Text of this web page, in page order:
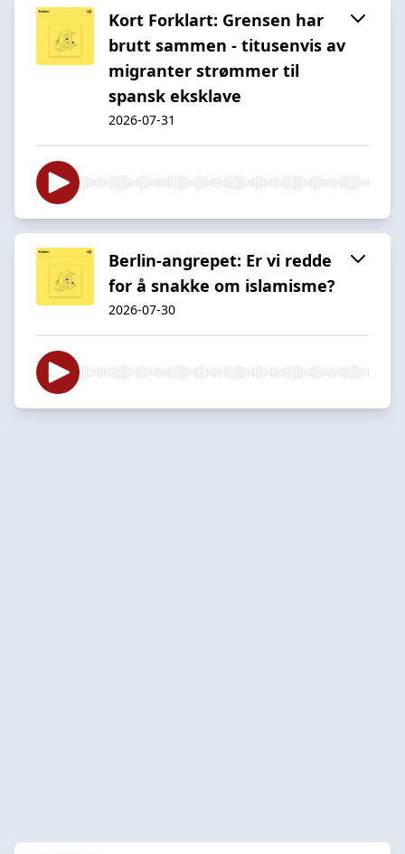
Kort Forklart: Grensen har
brutt sammen - titusenvis av
migranter strømmer til
spansk eksklave
2026-07-31
Berlin-angrepet: Er vi redde
for å snakke om islamisme?
2026-07-30